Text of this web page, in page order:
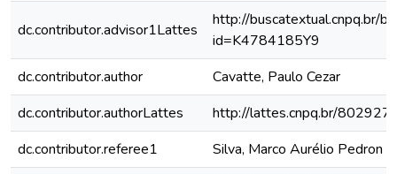
dc.contributor.advisor1Lattes
http://buscatextual.cnpq.br/
id=K4784185Y9
dc.contributor.author
Cavatte, Paulo Cezar
dc.contributor.authorLattes
http://lattes.cnpq.br/
dc.contributor.referee1
Silva, Marco Aurélio Pedron e